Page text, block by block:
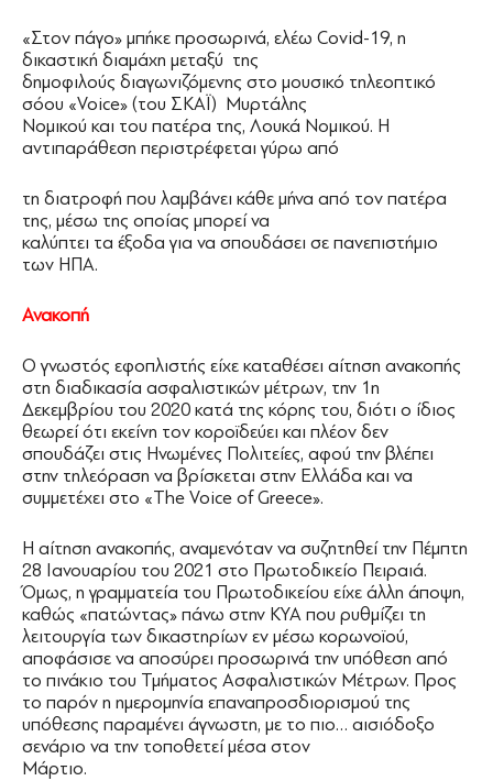
«Στον πάγο» μπήκε προσωρινά, ελέω Covid-19, η
δικαστική διαμάχη μεταξύ της
δημοφιλούς διαγωνιζόμενης στο μουσικό τηλεοπτικό
σόου «Voice» (του ΣΚΑΪ) Μυρτάλης
Νομικού και του πατέρα της, Λουκά Νομικού. Η
αντιπαράθεση περιστρέφεται γύρω από
τη διατροφή που λαμβάνει κάθε μήνα από τον πατέρα
της, μέσω της οποίας μπορεί να
καλύπτει τα έξοδα για να σπουδάσει σε πανεπιστήμιο
των ΗΠΑ.
Ανακοπή
Ο γνωστός εφοπλιστής είχε καταθέσει αίτηση ανακοπής
στη διαδικασία ασφαλιστικών μέτρων, την 1η
∆εκεμβρίου του 2020 κατά της κόρης του, διότι ο ίδιος
θεωρεί ότι εκείνη τον κοροϊδεύει και πλέον δεν
σπουδάζει στις Ηνωμένες Πολιτείες, αφού την βλέπει
στην τηλεόραση να βρίσκεται στην Ελλάδα και να
συμμετέχει στο «The Voice of Greece».
H αίτηση ανακοπής, αναμενόταν να συζητηθεί την Πέμπτη
28 Ιανουαρίου του 2021 στο Πρωτοδικείο Πειραιά.
Όμως, η γραμματεία του Πρωτοδικείου είχε άλλη άποψη,
καθώς «πατώντας» πάνω στην ΚΥΑ που ρυθμίζει τη
λειτουργία των δικαστηρίων εν μέσω κορωνοϊού,
αποφάσισε να αποσύρει προσωρινά την υπόθεση από
το πινάκιο του Τμήματος Ασφαλιστικών Μέτρων. Προς
το παρόν η ημερομηνία επαναπροσδιορισμού της
υπόθεσης παραμένει άγνωστη, με το πιο… αισιόδοξο
σενάριο να την τοποθετεί μέσα στον
Μάρτιο.